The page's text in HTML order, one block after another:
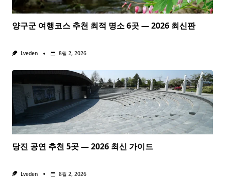
양구군 여행코스 추천 최적 명소 6곳 — 2026 최신판
Lveden 8월 2, 2026
당진 공연 추천 5곳 — 2026 최신 가이드
Lveden 8월 2, 2026